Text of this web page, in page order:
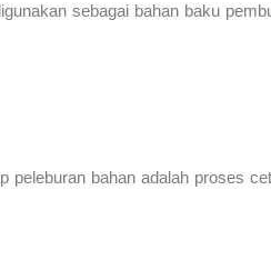
sebagai bahan baku
peleburan bahan adalah proses